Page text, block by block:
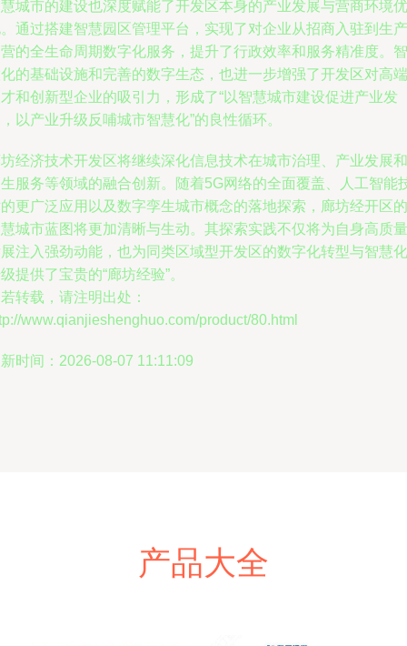
城市的建设也深度赋能了开发区本身的产业发展与营商环境优
通过搭建智慧园区管理平台，实现了对企业从招商入驻到生产
的全生命周期数字化服务，提升了行政效率和服务精准度。智
的基础设施和完善的数字生态，也进一步增强了开发区对高端
和创新型企业的吸引力，形成了“以智慧城市建设促进产业发
以产业升级反哺城市智慧化”的良性循环。
经济技术开发区将继续深化信息技术在城市治理、产业发展和
服务等领域的融合创新。随着5G网络的全面覆盖、人工智能
更广泛应用以及数字孪生城市概念的落地探索，廊坊经开区的
城市蓝图将更加清晰与生动。其探索实践不仅将为自身高质量
注入强劲动能，也为同类区域型开发区的数字化转型与智慧化
提供了宝贵的“廊坊经验”。
转载，请注明出处：
www.qianjieshenghuo.com/product/80.html
时间：2026-08-07 11:11:09
产品大全